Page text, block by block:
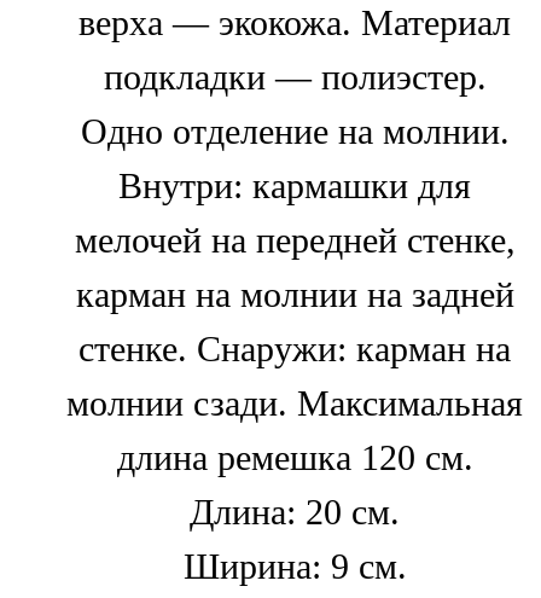
верха — экокожа. Материал
подкладки — полиэстер.
Одно отделение на молнии.
Внутри: кармашки для
мелочей на передней стенке,
карман на молнии на задней
стенке. Снаружи: карман на
молнии сзади. Максимальная
длина ремешка 120 см.
Длина: 20 см.
Ширина: 9 см.